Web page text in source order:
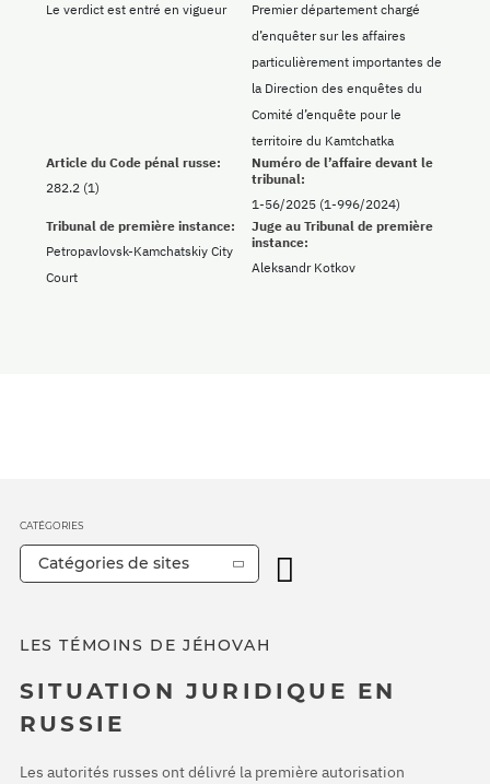
Le verdict est entré en vigueur
Premier département chargé
d’enquêter sur les affaires
particulièrement importantes de
la Direction des enquêtes du
Comité d’enquête pour le
territoire du Kamtchatka
Article du Code pénal russe:
282.2 (1)
Numéro de l’affaire devant le
tribunal:
1-56/2025 (1-996/2024)
Tribunal de première instance:
Petropavlovsk-Kamchatskiy City
Court
Juge au Tribunal de première
instance:
Aleksandr Kotkov
LES TÉMOINS DE JÉHOVAH
SITUATION JURIDIQUE EN
RUSSIE
Les autorités russes ont délivré la première autorisation
CATÉGORIES
Catégories de sites